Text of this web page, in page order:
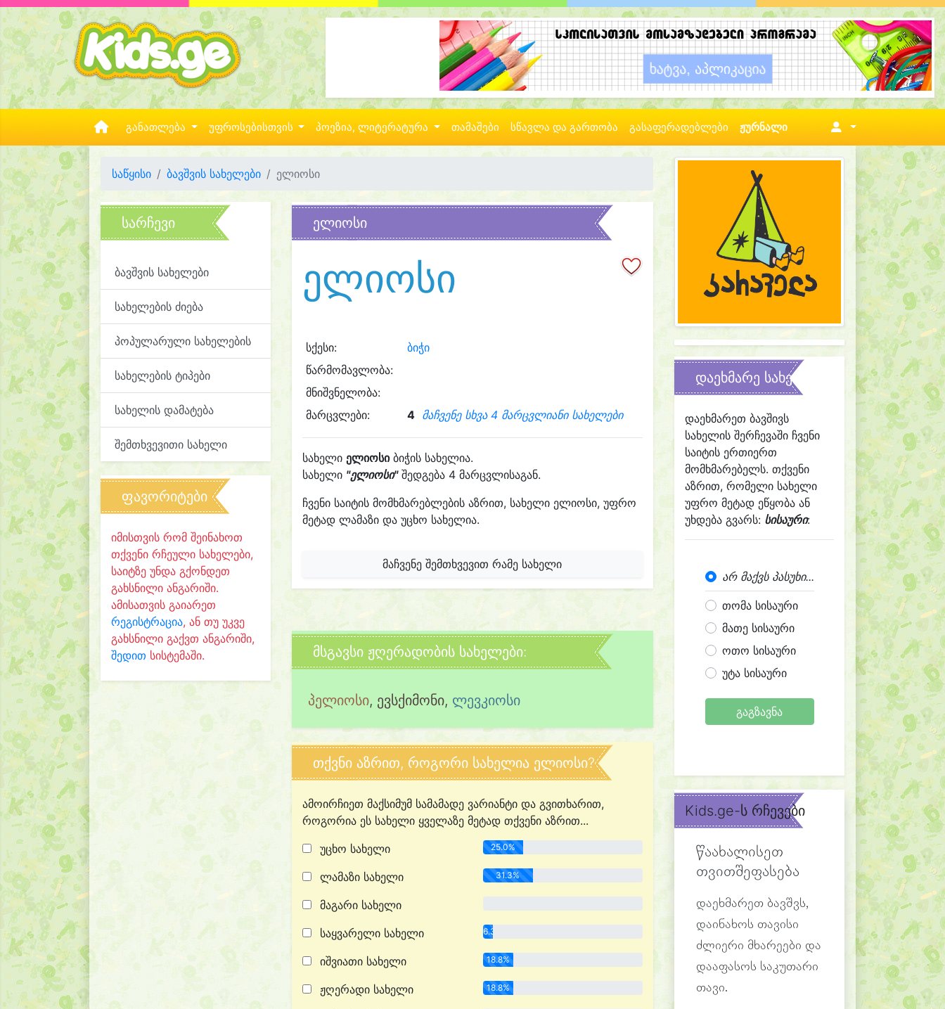
განათლება უფროსებისთვის პოეზია, ლიტერატურა თამაშები სწავლა და გართობა გასაფერადებლები ჟურნალი
საწყისი ბავშვის სახელები ელიოსი
სარჩევი
ბავშვის სახელები
სახელების ძიება
პოპულარული სახელების
სახელების ტიპები
სახელის დამატება
შემთხვევითი სახელი
ფავორიტები
იმისთვის რომ შეინახოთ
თქვენი რჩეული სახელები,
საიტზე უნდა გქონდეთ
გახსნილი ანგარიში.
ამისათვის გაიარეთ
რეგისტრაცია, ან თუ უკვე
გახსნილი გაქვთ ანგარიში,
შედით სისტემაში.
ელიოსი
ელიოსი
სქესი:
ბიჭი
წარმომავლობა:
მნიშვნელობა:
მარცვლები:
4 მაჩვენე სხვა 4 მარცვლიანი სახელები
სახელი ელიოსიბიჭის სახელია.
სახელი "ელიოსი"შედგება 4 მარცვლისაგან.
ჩვენი საიტის მომხმარებლების აზრით, სახელი ელიოსი, უფრო
მეტად ლამაზი და უცხო სახელია.
მაჩვენე შემთხვევით რამე სახელი
მსგავსი ჟღერადობის სახელები:
პელიოსი, ევსქიმონი, ლევკიოსი
თქვნი აზრით, როგორი სახელია ელიოსი?
ამოირჩიეთ მაქსიმუმ სამამადე ვარიანტი და გვითხარით,
როგორია ეს სახელი ყველაზე მეტად თქვენი აზრით...
უცხო სახელი
25.0%
ლამაზი სახელი 31.3%
მაგარი სახელი
საყვარელი სახელი 6.3%
იშვიათი სახელი 18.8%
ჟღერადი სახელი 18.8%
დაეხმარე სახელის შერჩევაში
დაეხმარეთ ბავშივს
სახელის შერჩევაში ჩვენი
საიტის ერთიერთ
მომხმარებელს. თქვენი
აზრით, რომელი სახელი
უფრო მეტად ეწყობა ან
უხდება გვარს: სისაური:
არ მაქვს პასუხი...
თომა სისაური
მათე სისაური
ოთო სისაური
უტა სისაური
გაგზავნა
Kids.ge-ს რჩევები
წაახალისეთ
თვითშეფასება
დაეხმარეთ ბავშვს,
დაინახოს თავისი
ძლიერი მხარეები და
დააფასოს საკუთარი
თავი.